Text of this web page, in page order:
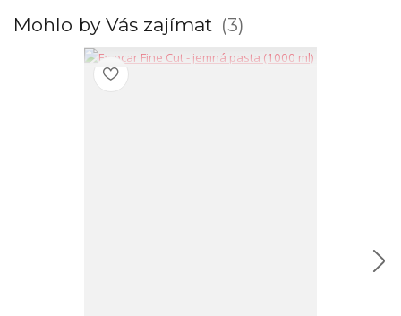
Mohlo by Vás zajímat 3